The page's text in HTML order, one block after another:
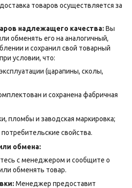
товаров осуществляется за
надлежащего качества: Вы
обменять его на аналогичный,
и сохранил свой товарный
условии, что:
(царапины, сколы,
и сохранена фабричная
пломбы и заводская маркировка;
свойства.
обмена:
с менеджером и сообщите о
обменять товар.
Менеджер предоставит